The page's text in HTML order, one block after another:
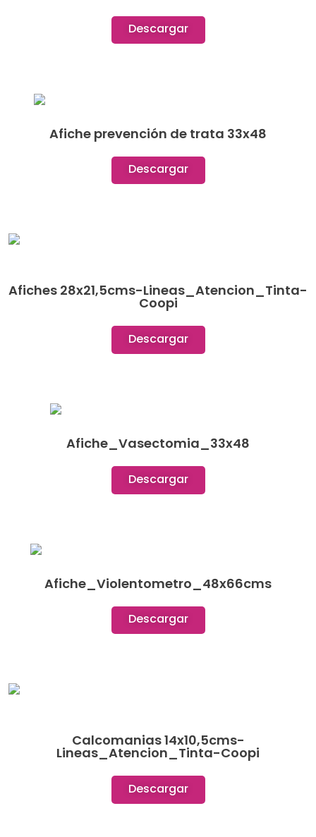
Descargar
Afiche prevención de trata 33x48
Descargar
Afiches 28x21,5cms-Lineas_Atencion_Tinta-
Coopi
Descargar
Afiche_Vasectomia_33x48
Descargar
Afiche_Violentometro_48x66cms
Descargar
Calcomanias 14x10,5cms-
Lineas_Atencion_Tinta-Coopi
Descargar